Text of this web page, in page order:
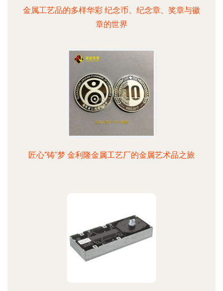
金属工艺品的多样华彩 纪念币、纪念章、奖章与徽
章的世界
匠心“铸”梦 金利隆金属工艺厂的金属艺术品之旅